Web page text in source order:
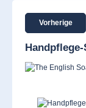
Vorherige
Bildergalerie